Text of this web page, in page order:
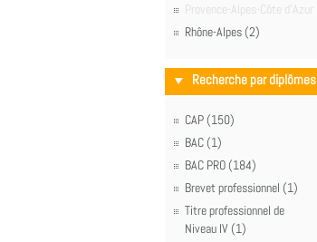
Provence-Alpes-Côte d'Azur
Rhône-Alpes (2)
Recherche par diplômes
CAP (150)
BAC (1)
BAC PRO (184)
Brevet professionnel (1)
Titre professionnel de
Niveau IV (1)